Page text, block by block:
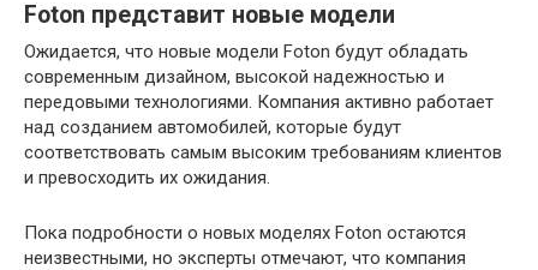
Foton представит новые модели
Ожидается, что новые модели Foton будут обладать
современным дизайном, высокой надежностью и
передовыми технологиями. Компания активно работает
над созданием автомобилей, которые будут
соответствовать самым высоким требованиям клиентов
и превосходить их ожидания.
Пока подробности о новых моделях Foton остаются
неизвестными, но эксперты отмечают, что компания